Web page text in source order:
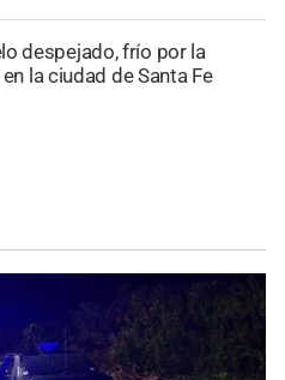
despejado, frío por la
la ciudad de Santa Fe